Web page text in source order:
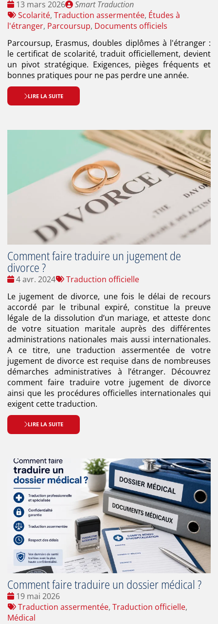
Date
:
13 mars 2026
Publié
par
Smart Traduction
Tags
:
Scolarité, Traduction assermentée, Études à
l'étranger, Parcoursup, Documents officiels
Parcoursup, Erasmus, doubles diplômes à l'étranger :
le certificat de scolarité, traduit officiellement, devient
un pivot stratégique. Exigences, pièges fréquents et
bonnes pratiques pour ne pas perdre une année.
LIRE LA SUITE
Comment faire traduire un jugement de
divorce ?
Date
4 avr. 2024
Tags
Traduction officielle
Le jugement de divorce, une fois le délai de recours
accordé par le tribunal expiré, constitue la preuve
légale de la dissolution d’un mariage, et atteste donc
de votre situation maritale auprès des différentes
administrations nationales mais aussi internationales.
A ce titre, une traduction assermentée de votre
jugement de divorce est requise dans de nombreuses
démarches administratives à l’étranger. Découvrez
comment faire traduire votre jugement de divorce
ainsi que les procédures officielles internationales qui
exigent cette traduction.
LIRE LA SUITE
Comment faire traduire un dossier médical ?
Date
:
19 mai 2026
Tags
:
Traduction assermentée, Traduction officielle,
Médical